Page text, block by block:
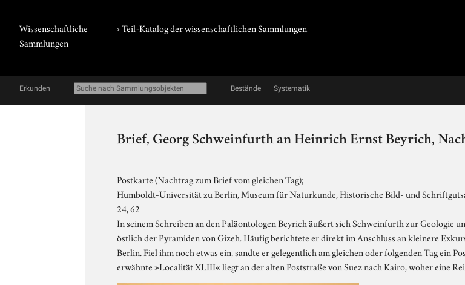
Wissenschaftliche
Sammlungen
› Teil-Katalog der wissenschaftlichen Sammlungen
Erkunden Bestände Systematik
Brief, Georg Schweinfurth an Heinrich Ernst Beyrich,
Postkarte (Nachtrag zum Brief vom gleichen Tag);
Humboldt-Universität zu Berlin, Museum für Naturkunde, Historische Bild- und
24, 62
In seinem Schreiben an den Paläontologen Beyrich äußert sich Schweinfurth zur Geologie
östlich der Pyramiden von Gizeh. Häufig berichtete er direkt im Anschluss an kleinere
Berlin. Fiel ihm noch etwas ein, sandte er gelegentlich am gleichen oder folgenden Tag ein
erwähnte »Localität XLIII« liegt an der alten Poststraße von Suez nach Kairo, woher eine